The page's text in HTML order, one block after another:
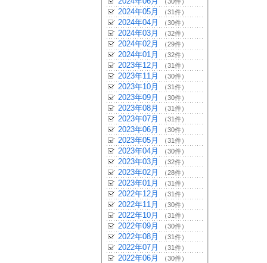
2024年05月 （31件）
2024年04月 （30件）
2024年03月 （32件）
2024年02月 （29件）
2024年01月 （32件）
2023年12月 （31件）
2023年11月 （30件）
2023年10月 （31件）
2023年09月 （30件）
2023年08月 （31件）
2023年07月 （31件）
2023年06月 （30件）
2023年05月 （31件）
2023年04月 （30件）
2023年03月 （32件）
2023年02月 （28件）
2023年01月 （31件）
2022年12月 （31件）
2022年11月 （30件）
2022年10月 （31件）
2022年09月 （30件）
2022年08月 （31件）
2022年07月 （31件）
2022年06月 （30件）